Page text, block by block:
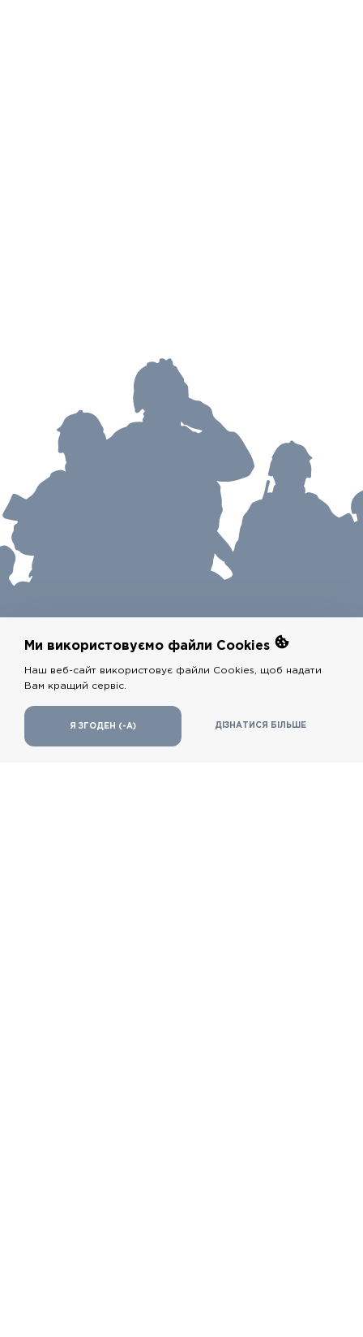
КОНТАКТИ
Ми використовуємо файли Cookies
Наш веб-сайт використовує файли Cookies, щоб надати
Вам кращий сервіс.
Я ЗГОДЕН (-А) ДІЗНАТИСЯ БІЛЬШЕ